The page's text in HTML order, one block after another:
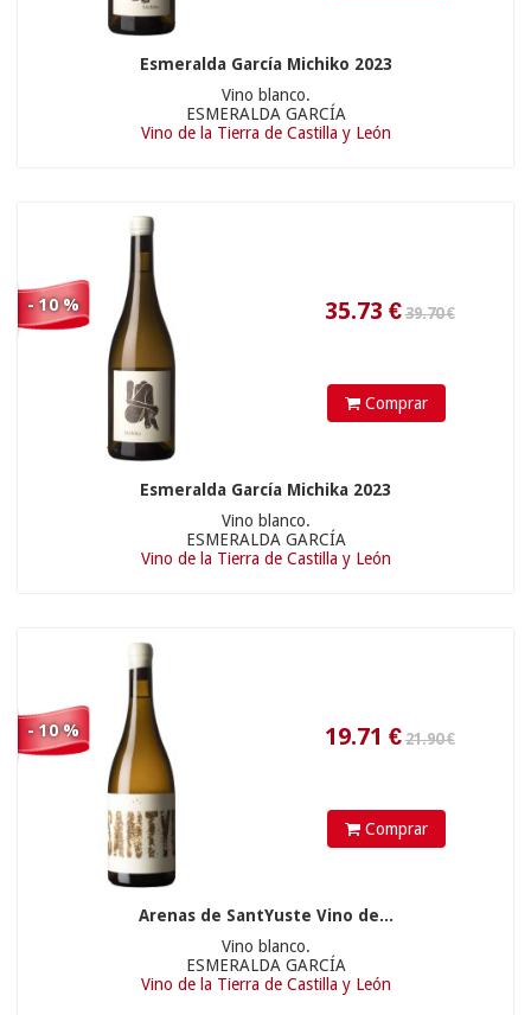
Esmeralda García Michiko 2023
Vino blanco.
ESMERALDA GARCÍA
Vino de la Tierra de Castilla y León
- 10 %
Comprar
Esmeralda García Michika 2023
Vino blanco.
ESMERALDA GARCÍA
Vino de la Tierra de Castilla y León
- 10 %
Comprar
Arenas de SantYuste Vino de...
Vino blanco.
ESMERALDA GARCÍA
Vino de la Tierra de Castilla y León